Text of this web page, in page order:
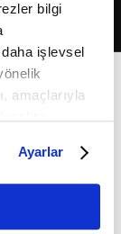
bilgi
işlevsel
amaçlarıyla
için
uyarınca
Ayarlar